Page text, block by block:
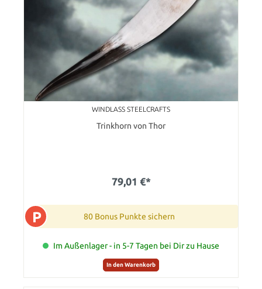
WINDLASS STEELCRAFTS
Trinkhorn von Thor
79,01 €*
P 80 Bonus Punkte sichern
Im Außenlager - in 5-7 Tagen bei Dir zu Hause
In den Warenkorb